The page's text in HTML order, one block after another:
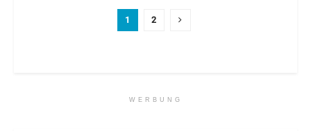
1 2
WERBUNG